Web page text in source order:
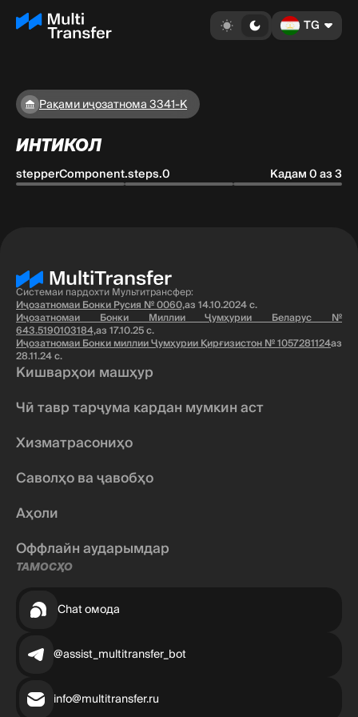
TG
Рақами иҷозатнома 3341-K
ИНТИКОЛ
stepperComponent.steps.0 Кадам 0 аз 3
Системаи пардохти Мультитрансфер:
Иҷозатномаи Бонки Русия № 0060,аз 14.10.2024 с.
Иҷозатномаи Бонки Миллии Ҷумҳурии Беларус №
643.5190103184,аз 17.10.25 с.
Иҷозатномаи Бонки миллии Ҷумҳурии Қирғизистон № 1057281124аз
28.11.24 с.
Кишварҳои машҳур
Чӣ тавр тарҷума кардан мумкин аст
Хизматрасониҳо
Саволҳо ва ҷавобҳо
Аҳоли
Оффлайн аударымдар
ТАМОСҲО
Chat омода
@assist_multitransfer_bot
info@multitransfer.ru